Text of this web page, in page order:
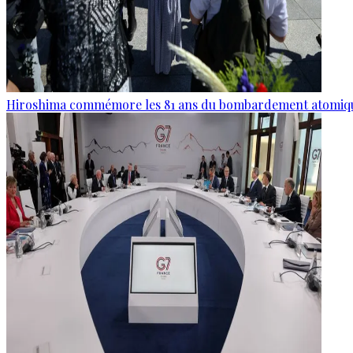
Hiroshima commémore les 81 ans du bombardement